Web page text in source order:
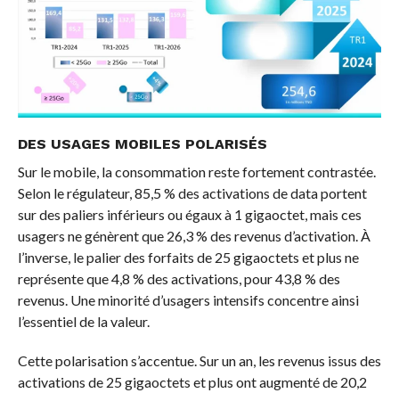
DES USAGES MOBILES POLARISÉS
Sur le mobile, la consommation reste fortement contrastée.
Selon le régulateur, 85,5 % des activations de data portent
sur des paliers inférieurs ou égaux à 1 gigaoctet, mais ces
usagers ne génèrent que 26,3 % des revenus d’activation. À
l’inverse, le palier des forfaits de 25 gigaoctets et plus ne
représente que 4,8 % des activations, pour 43,8 % des
revenus. Une minorité d’usagers intensifs concentre ainsi
l’essentiel de la valeur.
Cette polarisation s’accentue. Sur un an, les revenus issus des
activations de 25 gigaoctets et plus ont augmenté de 20,2